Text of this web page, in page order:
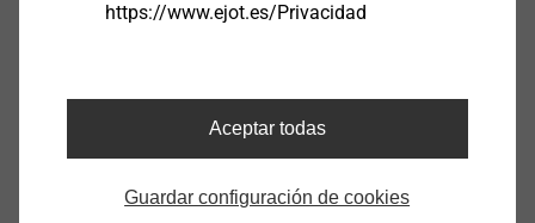
9200000028https://www.ejot.es/Privacidad
Aceptar todas
Guardar configuración de cookies